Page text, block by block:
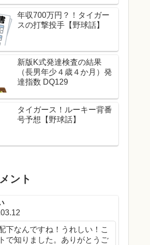
年収700万円？！タイガー
スの打撃投手【野球話】
新版K式発達検査の結果
（長男年少４歳４か月）発
達指数 DQ129
タイガース！ルーキー背番
号予想【野球話】
ント
下なんですね！うれしい！こ
で知りました。ありがとうご